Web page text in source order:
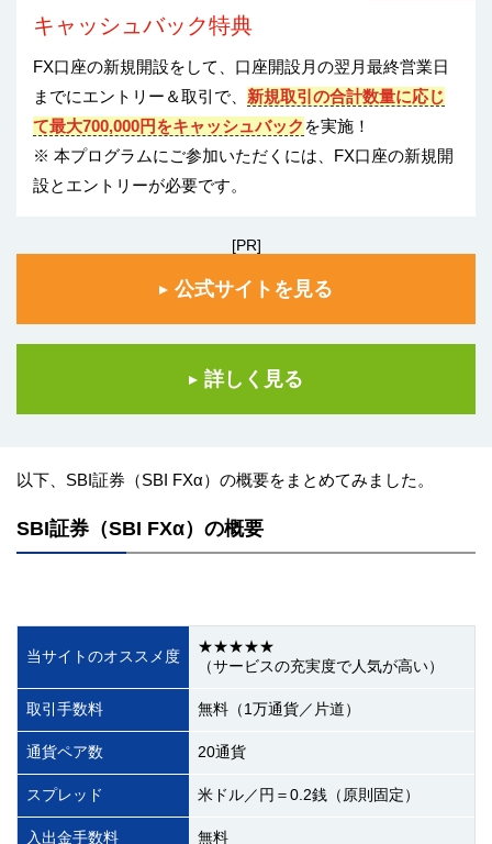
キャッシュバック特典
FX口座の新規開設をして、口座開設月の翌月最終営業日
までにエントリー＆取引で、 新規取引の合計数量に応じ
て最大700,000円をキャッシュバック を実施！
※ 本プログラムにご参加いただくには、FX口座の新規開
設とエントリーが必要です。
[PR]
公式サイトを見る
詳しく見る
以下、SBI証券（SBI FXα）の概要をまとめてみました。
SBI証券（SBI FXα）の概要
当サイトのオススメ度
★★★★★
（サービスの充実度で人気が高い）
取引手数料 無料（1万通貨／片道）
通貨ペア数 20通貨
スプレッド 米ドル／円＝0.2銭（原則固定）
入出金手数料 無料